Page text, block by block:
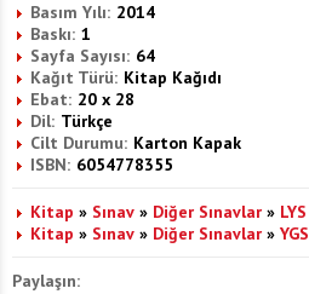
Basım Yılı: 2014
Baskı: 1
Sayfa Sayısı: 64
Kağıt Türü: Kitap Kağıdı
Ebat: 20 x 28
Dil: Türkçe
Cilt Durumu: Karton Kapak
ISBN: 6054778355
Kitap » Sınav » Diğer Sınavlar » LYS
Kitap » Sınav » Diğer Sınavlar » YGS
Paylaşın: